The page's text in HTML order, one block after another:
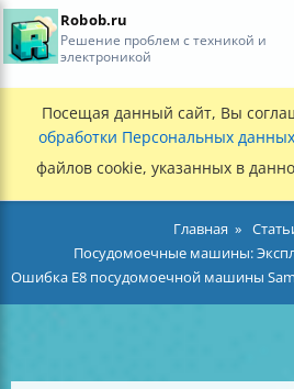
Robob.ru
Решение проблем с техникой и
электроникой
Посещая данный сайт, Вы
обработки Персональных данных
файлов cookie, указанных в
Главная
Посудомоечные машины:
Ошибка E8 посудомоечной машины